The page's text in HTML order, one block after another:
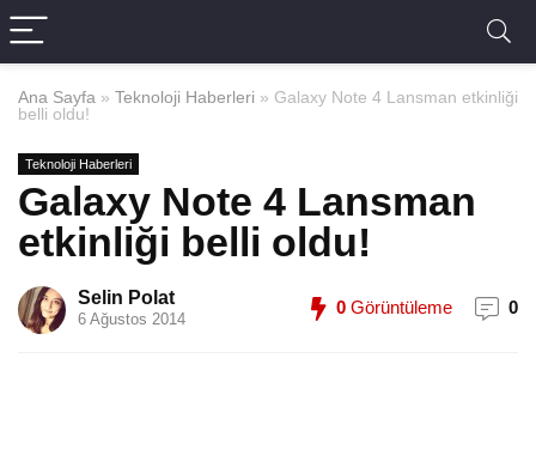
Ana Sayfa » Teknoloji Haberleri » Galaxy Note 4 Lansman etkinliği
belli oldu!
Teknoloji Haberleri
Galaxy Note 4 Lansman
etkinliği belli oldu!
Selin Polat
6 Ağustos 2014
0 Görüntüleme 0